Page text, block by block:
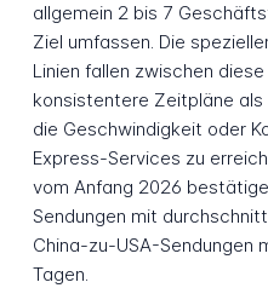
allgemein 2 bis 7
Ziel umfassen. Die
Linien fallen zwischen
konsistentere Zeitpläne
die Geschwindigkeit oder
Express-Services zu
vom Anfang 2026
Sendungen mit
China-zu-USA-Sendungen
Tagen.